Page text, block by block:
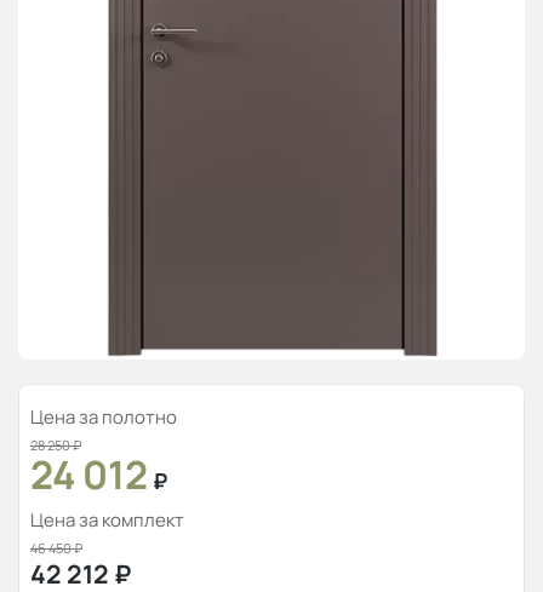
Цена за полотно
28 250₽
24 012 ₽
Цена за комплект
46 450₽
42 212 ₽